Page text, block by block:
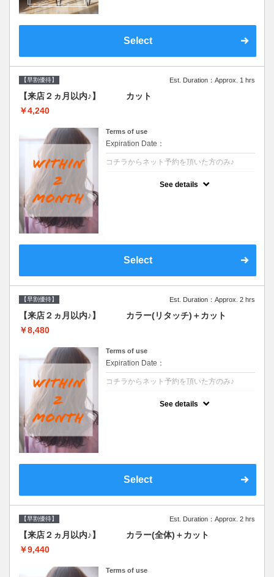
平日クーポン●シャンプーブロー込●ロング料
提案させて頂きます●選べるシャンプー付き●
Select
【早割優待】 Est. Duration：Approx. 1 hrs
【来店２ヵ月以内♪】 カット
￥4,240
Terms of use
Expiration Date：
コチラからネット予約を頂いた方のみ♪
See details
Select
【早割優待】 Est. Duration：Approx. 2 hrs
【来店２ヵ月以内♪】 カラー(リタッチ)＋カット
￥8,480
Terms of use
Expiration Date：
コチラからネット予約を頂いた方のみ♪
See details
Select
【早割優待】 Est. Duration：Approx. 2 hrs
【来店２ヵ月以内♪】 カラー(全体)＋カット
￥9,440
Terms of use